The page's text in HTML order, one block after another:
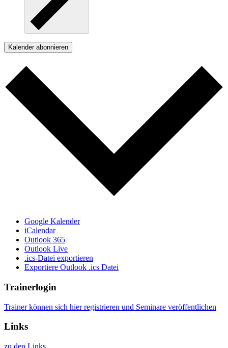
Kalender abonnieren
Google Kalender
iCalendar
Outlook 365
Outlook Live
.ics-Datei exportieren
Exportiere Outlook .ics Datei
Trainerlogin
Trainer können sich hier registrieren und Seminare veröffentlichen
Links
zu den Links